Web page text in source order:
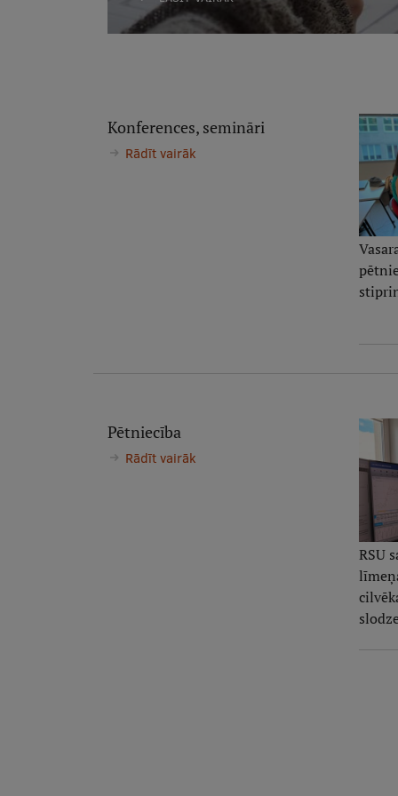
Konferences, semināri
Rādīt vairāk
Pētniecība
Rādīt vairāk
RSU